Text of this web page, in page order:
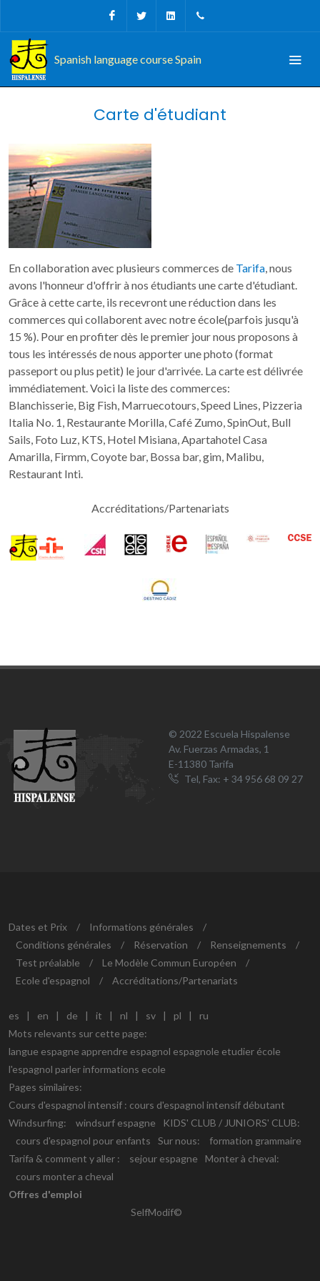
FacebookTwitter Linkedin
Spanish language course Spain
Carte d'étudiant
En collaboration avec plusieurs commerces de Tarifa, nous
avons l'honneur d'offrir à nos étudiants une carte d'étudiant.
Grâce à cette carte, ils recevront une réduction dans les
commerces qui collaborent avec notre école(parfois jusqu'à
15 %). Pour en profiter dès le premier jour nous proposons à
tous les intéressés de nous apporter une photo (format
passeport ou plus petit) le jour d'arrivée. La carte est délivrée
immédiatement. Voici la liste des commerces:
Blanchisserie, Big Fish, Marruecotours, Speed Lines, Pizzeria
Italia No. 1, Restaurante Morilla, Café Zumo, SpinOut, Bull
Sails, Foto Luz, KTS, Hotel Misiana, Apartahotel Casa
Amarilla, Firmm, Coyote bar, Bossa bar, gim, Malibu,
Restaurant Inti.
Accréditations/Partenariats
© 2022 Escuela Hispalense
Av. Fuerzas Armadas, 1
E-11380 Tarifa
Tel, Fax: + 34 956 68 09 27
Dates et Prix / Informations générales
/
Conditions générales
/ Réservation / Renseignements
/
Test préalable
/ Le Modèle Commun Européen
/
Ecole d'espagnol
/ Accréditations/Partenariats
es | en | de | it | nl | sv | pl |
ru
Mots relevants sur cette page:
langue espagne apprendre espagnol espagnole etudier école
l'espagnol parler informations ecole
Pages similaires:
Cours d'espagnol intensif : cours d'espagnol intensif débutant
Windsurfing:
windsurf espagne
KIDS' CLUB / JUNIORS' CLUB:
cours d'espagnol pour enfants
Sur nous:
formation grammaire
Tarifa & comment y aller :
sejour espagne
Monter à cheval:
cours monter a cheval
Offres d'emploi
SelfModif©